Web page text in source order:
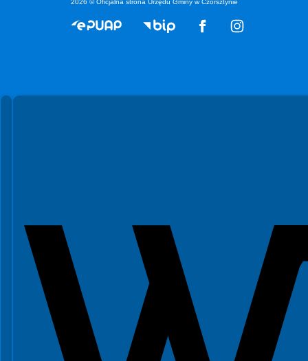
2026 © Oficjalna strona Urzędu Gminy w Czorsztynie
Spełniamy standardy WCAG 2.2
Spełniamy standardy W3C